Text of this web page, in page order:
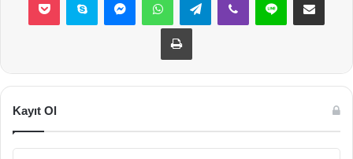
Yazdır
Kayıt Ol